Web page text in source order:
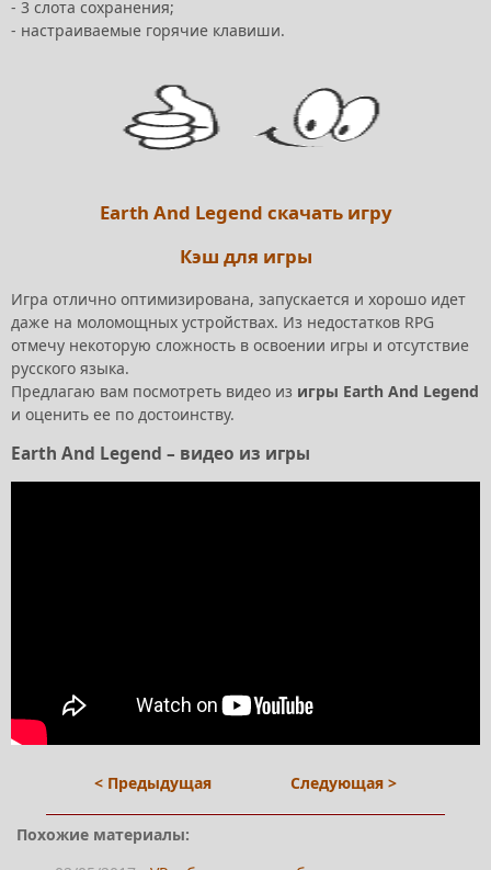
- 3 слота сохранения;
- настраиваемые горячие клавиши.
Earth And Legend скачать игру
Кэш для игры
Игра отлично оптимизирована, запускается и хорошо идет
даже на моломощных устройствах. Из недостатков RPG
отмечу некоторую сложность в освоении игры и отсутствие
русского языка.
Предлагаю вам посмотреть видео из игры Earth And Legend
и оценить ее по достоинству.
Earth And Legend – видео из игры
< Предыдущая Следующая >
Похожие материалы: